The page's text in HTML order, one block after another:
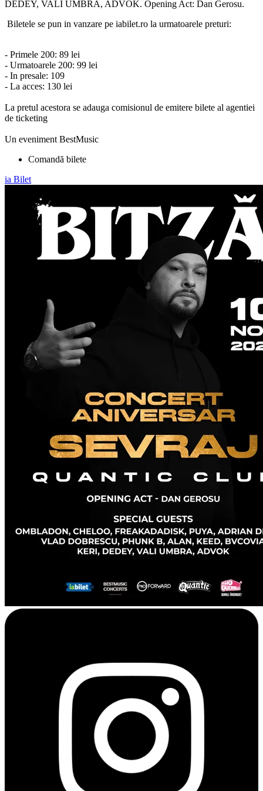
DEDEY, VALI UMBRA, ADVOK. Opening Act: Dan Gerosu.
Biletele se pun in vanzare pe iabilet.ro la urmatoarele preturi:
- Primele 200: 89 lei
- Urmatoarele 200: 99 lei
- In presale: 109
- La acces: 130 lei
La pretul acestora se adauga comisionul de emitere bilete al agentiei
de ticketing
Un eveniment BestMusic
Comandă bilete
ia Bilet